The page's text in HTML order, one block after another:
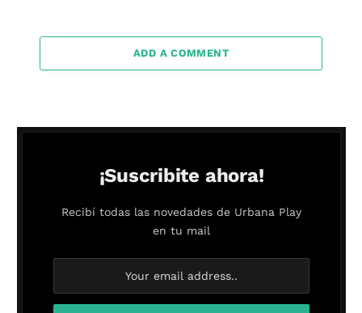
ADD A COMMENT
¡Suscribite ahora!
Recibí todas las novedades de Urbana Play
en tu mail